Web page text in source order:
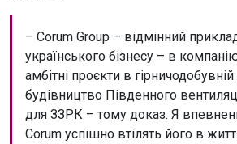
– Corum Group – відмінний
українського бізнесу – в
амбітні проєкти в гірничодобувній
будівництво Південного
для ЗЗРК – тому доказ. Я
Corum успішно втілять його в